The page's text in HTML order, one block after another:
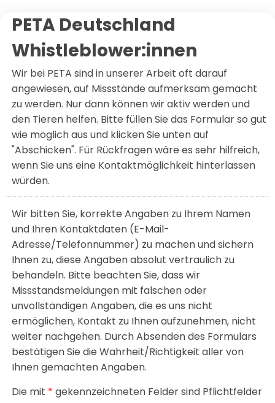
PETA Deutschland
Whistleblower:innen
Wir bei PETA sind in unserer Arbeit oft darauf
angewiesen, auf Missstände aufmerksam gemacht
zu werden. Nur dann können wir aktiv werden und
den Tieren helfen. Bitte füllen Sie das Formular so gut
wie möglich aus und klicken Sie unten auf
"Abschicken". Für Rückfragen wäre es sehr hilfreich,
wenn Sie uns eine Kontaktmöglichkeit hinterlassen
würden.
Wir bitten Sie, korrekte Angaben zu Ihrem Namen
und Ihren Kontaktdaten (E-Mail-
Adresse/Telefonnummer) zu machen und sichern
Ihnen zu, diese Angaben absolut vertraulich zu
behandeln. Bitte beachten Sie, dass wir
Missstandsmeldungen mit falschen oder
unvollständigen Angaben, die es uns nicht
ermöglichen, Kontakt zu Ihnen aufzunehmen, nicht
weiter nachgehen. Durch Absenden des Formulars
bestätigen Sie die Wahrheit/Richtigkeit aller von
Ihnen gemachten Angaben.
Die mit * gekennzeichneten Felder sind Pflichtfelder